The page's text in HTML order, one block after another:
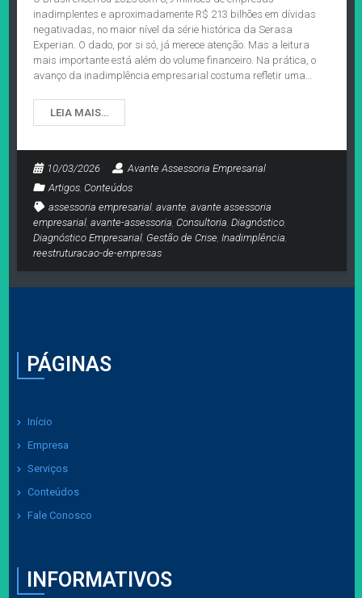
inadimplentes e aproximadamente R$ 213 bilhões em dívidas
negativadas, no maior nível da série histórica da Serasa
Experian. O dado, por si só, já merece atenção. Mas a leitura
mais importante está além do volume financeiro. Na prática, o
avanço da inadimplência empresarial costuma refletir uma…
LEIA MAIS…
10/03/2026
Avante Assessoria Empresarial
Artigos, Conteúdos
assessoria empresarial, avante, avante assessoria
empresarial, avante-assessoria, Consultoria, Diagnóstico,
Diagnóstico Empresarial, Gestão de Crise, Inadimplência,
reestruturacao-de-empresas
PÁGINAS
Início
Empresa
Serviços
Conteúdos
Fale Conosco
INFORMATIVOS